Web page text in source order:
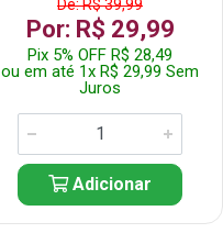
De: R$ 39,99
Por: R$ 29,99
Pix 5% OFF R$ 28,49
ou em até 1x R$ 29,99 Sem
Juros
Adicionar